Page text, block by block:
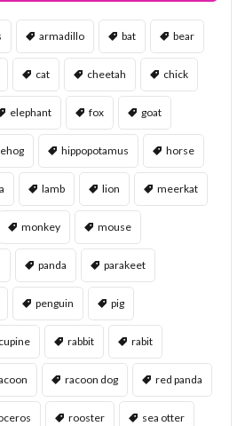
armadillo bat bear
cat cheetah chick
elephant fox goat
hippopotamus horse
lamb lion meerkat
monkey mouse
panda parakeet
penguin pig
rabbit rabit
racoon dog red panda
rooster sea otter